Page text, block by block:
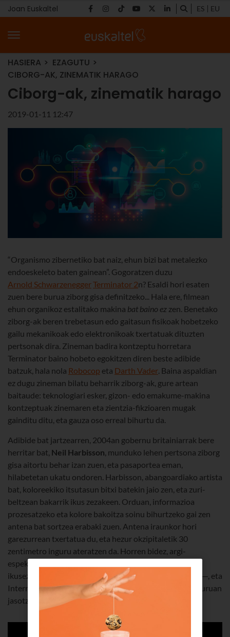
Joan Euskaltel ES EU
HASIERA
EZAGUTU
CIBORG-AK, ZINEMATIK HARAGO
Ciborg-ak, zinematik harago
2019-01-11 12:47
“Organismo zibernetiko bat naiz, ehun bizi bat metalezko
endoeskeleto baten gainean”. Gogoratzen duzu
Arnold SchwarzeneggerTerminator 2n? Esaldi hori esaten
zuen bere burua ziborg gisa definitzeko... Hala ere, filmean
ehun organikoz estalitako makina bat baino ez zen. Benetako
ziborg-ak beren trebetasun edo gaitasun fisikoak hobetzeko
gailu mekanikoak edo elektronikoak txertatuak dituzten
pertsonak dira. Zineman badira kontzeptu horretara
Terminator baino hobeto egokitzen diren beste adibide
batzuk, hala nola Robocop eta Darth Vader. Baina aspaldian
ez dugu zineman bilatu beharrik ziborg-ak, gure artean
baitaude: teknologiari esker, gizon- edo emakume-makina
kontzeptuak zinemaren eta zientzia-fikzioaren mugak
gainditu ditu, eta gauza oso erreal bihurtu da.
Adibide bat jartzearren, 2004an gobernu britainiarrak bere
herritar bat, Neil Harbisson, munduko lehen pertsona ziborg
gisa aitortu behar izan zuen, eta pasaportea eman,
hilabetetan ukatu ondoren. Harbisson, abangoardiako artista
bat, koloreekiko itsutasun bitxi batekin jaio zen, eta zuri-
beltzean bakarrik ikus zezakeen. Orduan, informazioa
prozesatzeko eta kolore bakoitza soinu bihurtzeko gai zen
antena bat sortzea erabaki zuen. Antena iraunkor hori
garezurrean txertatua du, eta hezur okzipitaletik 30
zentimetro inguru ateratzen da. Horren bidez, argi-
espektroaren maiztasunak entzun ditzake, baita kolore
ikusezinak ere —infragorriak eta ultra bioletak, adibidez—, eta
Internetera konekta daiteke telefono-deiak zuzenean buruan
jasotzeko. Harrigarria, ezta?